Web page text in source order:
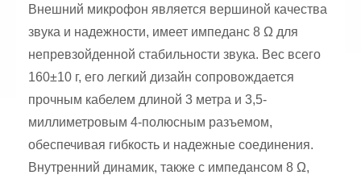
Внешний микрофон является вершиной качества
звука и надежности, имеет импеданс 8 Ω для
непревзойденной стабильности звука. Вес всего
160±10 г, его легкий дизайн сопровождается
прочным кабелем длиной 3 метра и 3,5-
миллиметровым 4-полюсным разъемом,
обеспечивая гибкость и надежные соединения.
Внутренний динамик, также с импедансом 8 Ω,